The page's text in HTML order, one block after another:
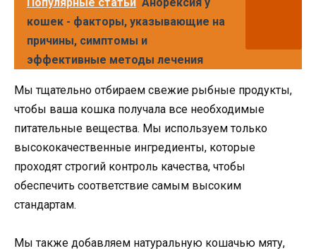
кошек - факторы, указывающие на
причины, симптомы и
эффективные методы лечения
Мы тщательно отбираем свежие рыбные продукты,
чтобы ваша кошка получала все необходимые
питательные вещества. Мы используем только
высококачественные ингредиенты, которые
проходят строгий контроль качества, чтобы
обеспечить соответствие самым высоким
стандартам.
Мы также добавляем натуральную кошачью мяту,